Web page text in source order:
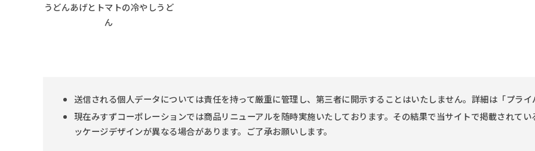
うどんあげとトマトの冷やしうど
ん
送信される個人データについては責任を持って厳重に管理し、第三者に開示することはいたしません。詳細は「プライ
現在みすずコーポレーションでは商品リニューアルを随時実施いたしております。その結果で当サイトで掲載されて
ッケージデザインが異なる場合があります。ご了承お願いします。